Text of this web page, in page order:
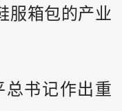
服箱包的产业
总书记作出重